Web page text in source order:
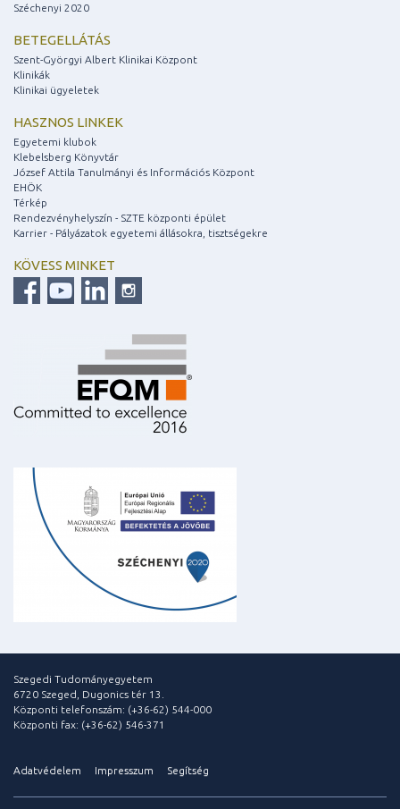
Széchenyi 2020
BETEGELLÁTÁS
Szent-Györgyi Albert Klinikai Központ
Klinikák
Klinikai ügyeletek
HASZNOS LINKEK
Egyetemi klubok
Klebelsberg Könyvtár
József Attila Tanulmányi és Információs Központ
EHÖK
Térkép
Rendezvényhelyszín - SZTE központi épület
Karrier - Pályázatok egyetemi állásokra, tisztségekre
KÖVESS MINKET
Szegedi Tudományegyetem
6720 Szeged, Dugonics tér 13.
Központi telefonszám: (+36-62) 544-000
Központi fax: (+36-62) 546-371
Adatvédelem Impresszum Segítség